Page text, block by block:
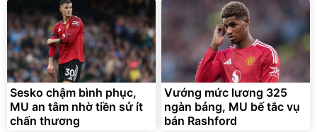
Sesko chậm bình phục,
MU an tâm nhờ tiền sử ít
chấn thương
Vướng mức lương 325
ngàn bảng, MU bế tắc vụ
bán Rashford